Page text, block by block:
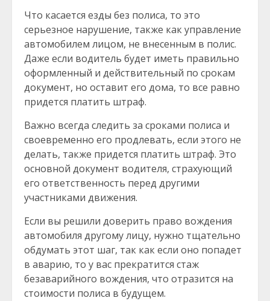
Что касается езды без полиса, то это
серьезное нарушение, также как управление
автомобилем лицом, не внесенным в полис.
Даже если водитель будет иметь правильно
оформленный и действительный по срокам
документ, но оставит его дома, то все равно
придется платить штраф.
Важно всегда следить за сроками полиса и
своевременно его продлевать, если этого не
делать, также придется платить штраф. Это
основной документ водителя, страхующий
его ответственность перед другими
участниками движения.
Если вы решили доверить право вождения
автомобиля другому лицу, нужно тщательно
обдумать этот шаг, так как если оно попадет
в аварию, то у вас прекратится стаж
безаварийного вождения, что отразится на
стоимости полиса в будущем.